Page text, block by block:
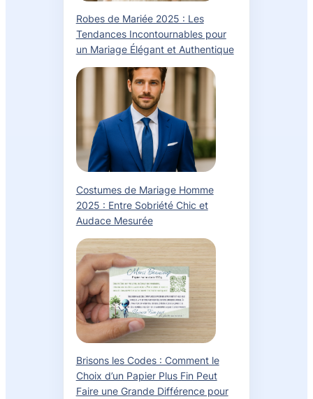
Robes de Mariée 2025 : Les
Tendances Incontournables pour
un Mariage Élégant et Authentique
Costumes de Mariage Homme
2025 : Entre Sobriété Chic et
Audace Mesurée
Brisons les Codes : Comment le
Choix d’un Papier Plus Fin Peut
Faire une Grande Différence pour